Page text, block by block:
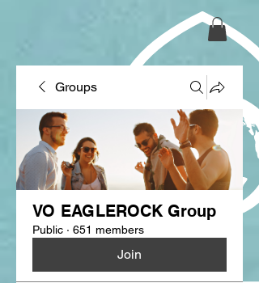
Groups
VO EAGLEROCK Group
Public · 651 members
Join